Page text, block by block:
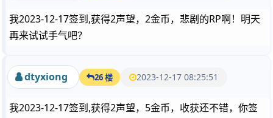
我2023-12-17签到,获得2声望，2金币，悲剧的RP啊！明天
再来试试手气吧？
dtyxiong 26 楼 2023-12-17 08:25:51
我2023-12-17签到,获得2声望，5金币，收获还不错，你签